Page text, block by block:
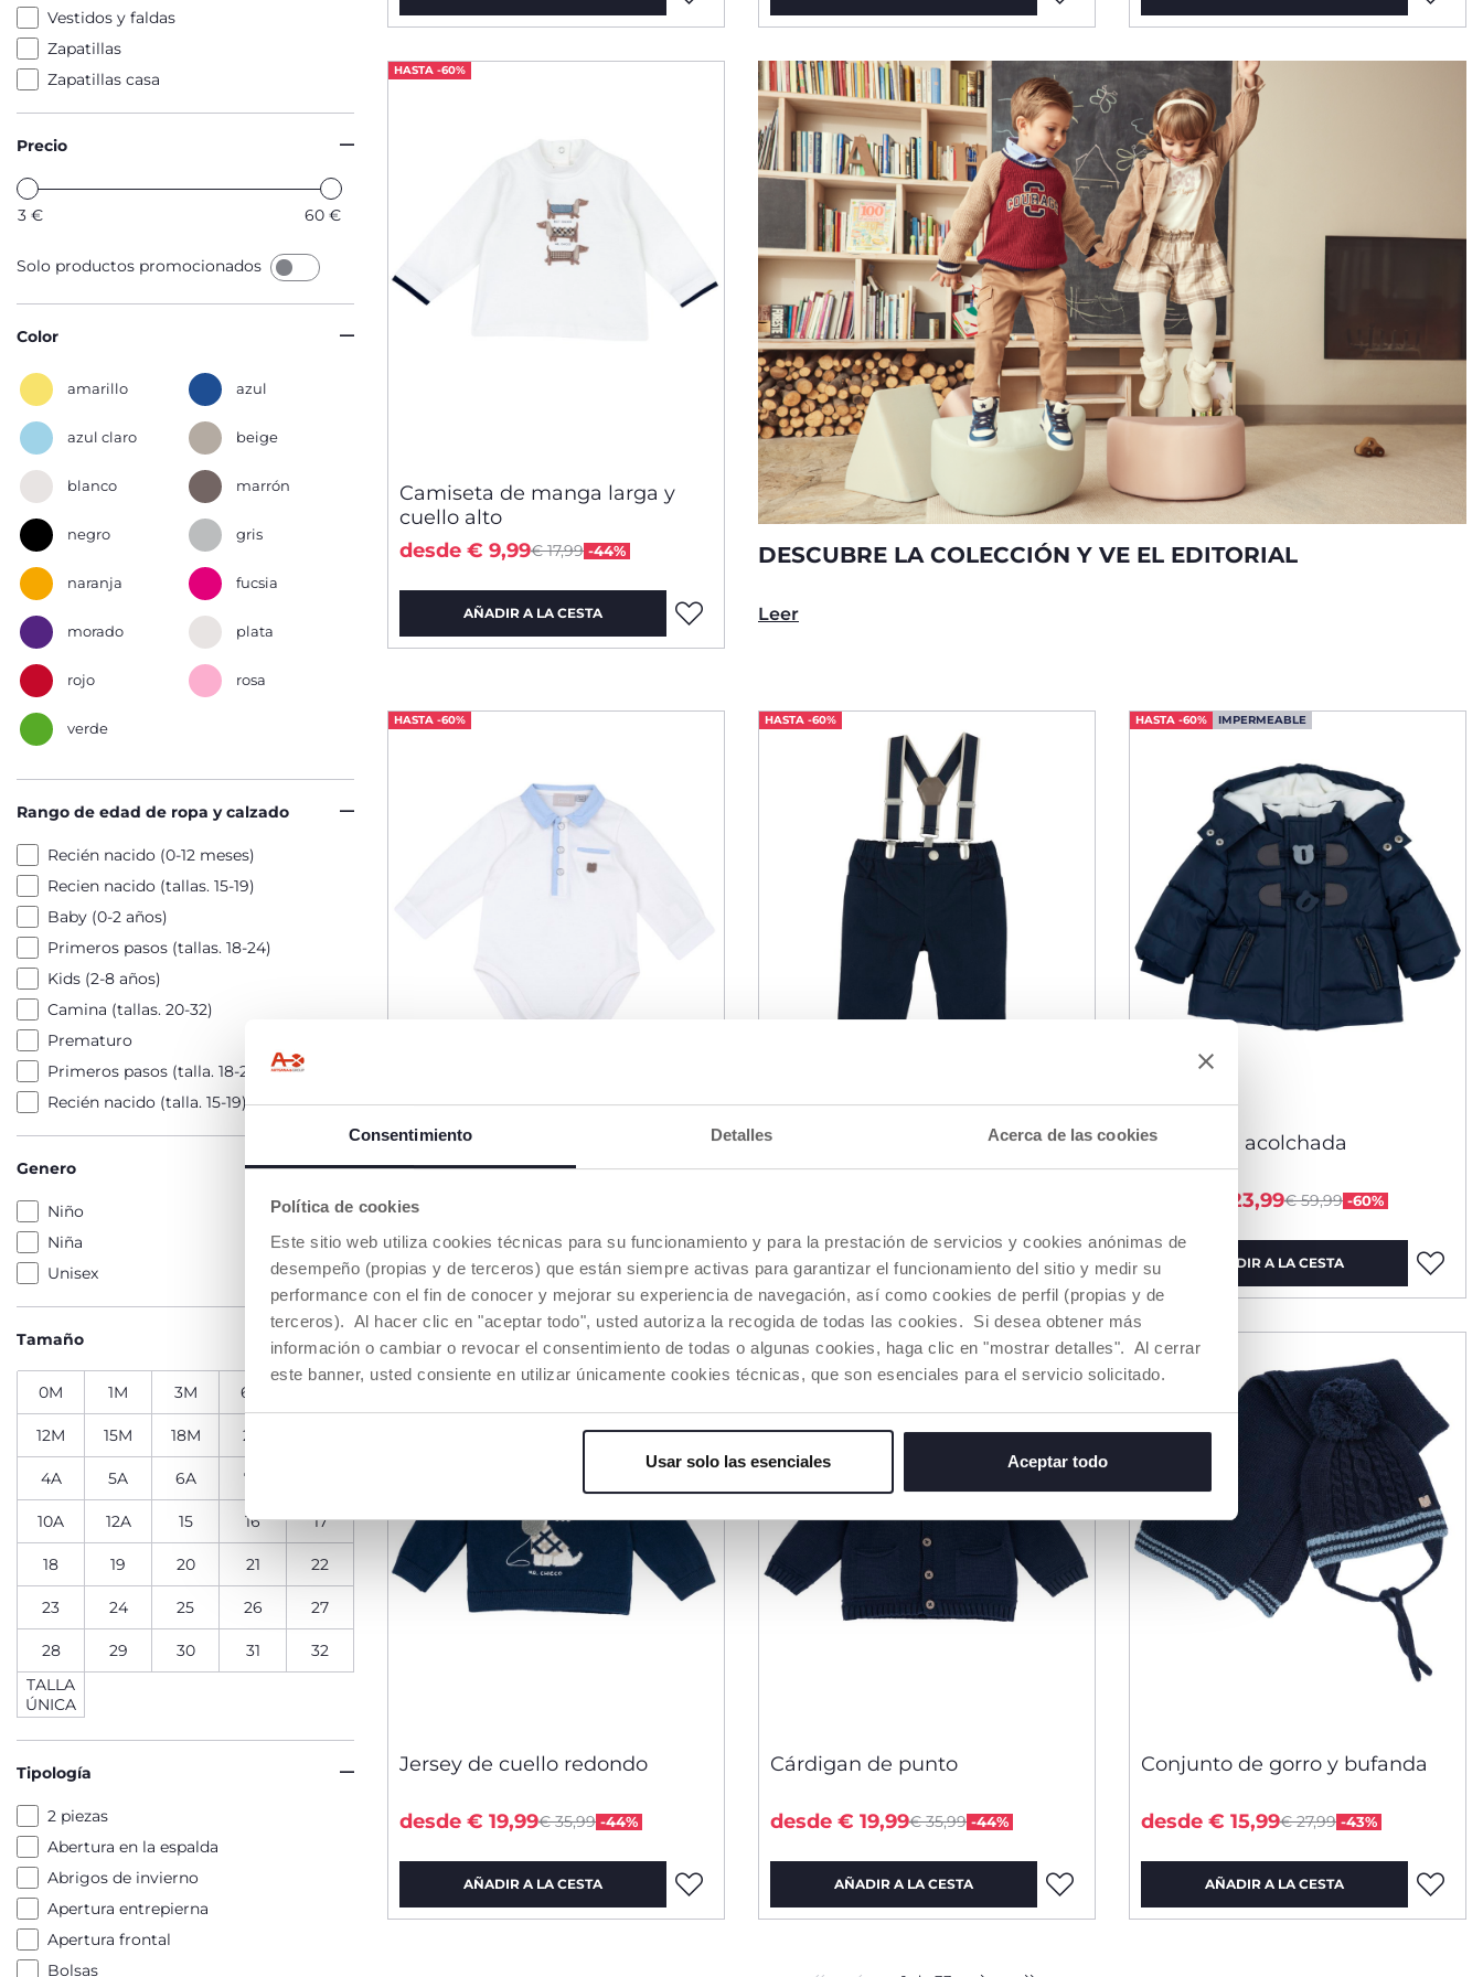
Consentimiento Detalles Acerca de las cookies
Política de cookies
Este sitio web utiliza cookies técnicas para su funcionamiento y para la prestación de servicios y cookies anónimas de
desempeño (propias y de terceros) que están siempre activas para garantizar el funcionamiento del sitio y medir su
performance con el fin de conocer y mejorar su experiencia de navegación, así como cookies de perfil (propias y de
terceros). Al hacer clic en "aceptar todo", usted autoriza la recogida de todas las cookies. Si desea obtener más
información o cambiar o revocar el consentimiento de todas o algunas cookies, haga clic en "mostrar detalles". Al cerrar
este banner, usted consiente en utilizar únicamente cookies técnicas, que son esenciales para el servicio solicitado.
Usar solo las esenciales Aceptar todo
Vestidos y faldas
Zapatillas
Zapatillas casa
Precio
3 € 60 €
Solo productos promocionados
Color
amarillo azul
azul claro beige
blanco marrón
negro gris
naranja fucsia
morado plata
rojo rosa
verde
Rango de edad de ropa y calzado
Recién nacido (0-12 meses)
Recien nacido (tallas. 15-19)
Baby (0-2 años)
Primeros pasos (tallas. 18-24)
Kids (2-8 años)
Camina (tallas. 20-32)
Prematuro
Primeros pasos (talla. 18-24)
Recién nacido (talla. 15-19)
Genero
Niño
Niña
Unisex
Tamaño
0M 1M 3M 6M
12M 15M 18M 2A
4A 5A 6A 7A
10A 12A 15 16 17
18 19 20 21 22
23 24 25 26 27
28 29 30 31
32
TALLA
ÚNICA
Tipología
2 piezas
Abertura en la espalda
Abrigos de invierno
Apertura entrepierna
Apertura frontal
Bolsas
HASTA -60%
Camiseta de manga larga y
cuello alto
Price reduced from
€ 17,99 -44%
to
desde € 9,99
AÑADIR A LA CESTA
DESCUBRE LA COLECCIÓN Y VE EL EDITORIAL
Leer
HASTA -60%
Body polo de manga larga
desde € 14,99
AÑADIR A LA CESTA
HASTA -60%
Pantalones largos con tirantes
AÑADIR A LA CESTA
HASTA -60% IMPERMEABLE
Chaqueta acolchada
Price reduced from
€ 59,99 -60%
to
desde € 23,99
AÑADIR A LA CESTA
HASTA -60%
Jersey de cuello redondo
Price reduced from
€ 35,99 -44%
to
desde € 19,99
AÑADIR A LA CESTA
Cárdigan de punto
Price reduced from
€ 35,99 -44%
to
desde € 19,99
AÑADIR A LA CESTA
HASTA -60%
Conjunto de gorro y bufanda
Price reduced from
€ 27,99 -43%
to
desde € 15,99
AÑADIR A LA CESTA